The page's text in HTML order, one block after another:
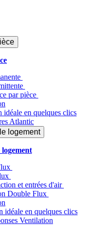
par pièce
idéale en quelques clics
Atlantic
logement
et entrées d'air
Double Flux
idéale en quelques clics
Ventilation